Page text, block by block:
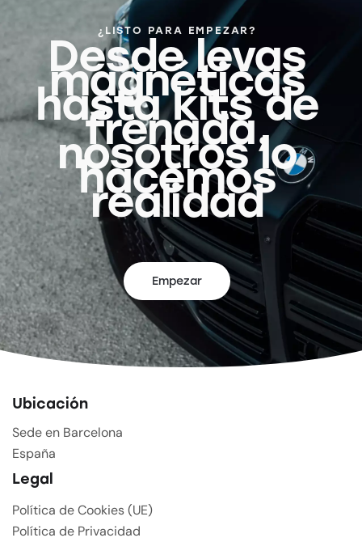
¿LISTO PARA EMPEZAR?
Desde levas
magnéticas
hasta kits de
frenada,
nosotros lo
hacemos
realidad
Empezar
Ubicación
Sede en Barcelona
España
Legal
Política de Cookies (UE)
Política de Privacidad